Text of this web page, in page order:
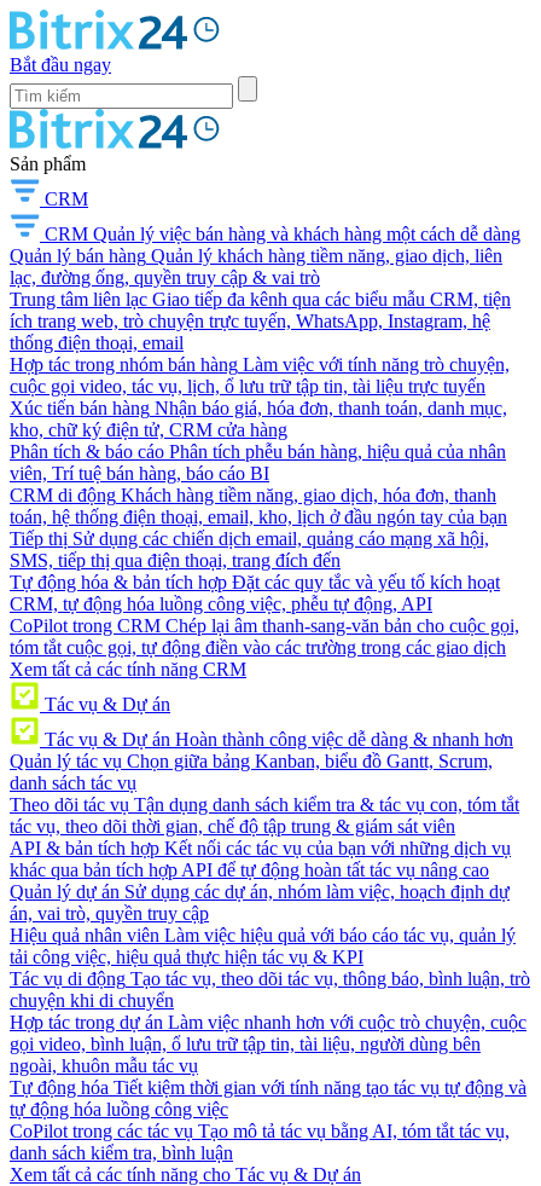
Bắt đầu ngay
Sản phẩm
CRM
CRM Quản lý việc bán hàng và khách hàng một cách dễ dàng
Quản lý bán hàng Quản lý khách hàng tiềm năng, giao dịch, liên
lạc, đường ống, quyền truy cập & vai trò
Trung tâm liên lạc Giao tiếp đa kênh qua các biểu mẫu CRM, tiện
ích trang web, trò chuyện trực tuyến, WhatsApp, Instagram, hệ
thống điện thoại, email
Hợp tác trong nhóm bán hàng Làm việc với tính năng trò chuyện,
cuộc gọi video, tác vụ, lịch, ổ lưu trữ tập tin, tài liệu trực tuyến
Xúc tiến bán hàng Nhận báo giá, hóa đơn, thanh toán, danh mục,
kho, chữ ký điện tử, CRM cửa hàng
Phân tích & báo cáo Phân tích phễu bán hàng, hiệu quả của nhân
viên, Trí tuệ bán hàng, báo cáo BI
CRM di động Khách hàng tiềm năng, giao dịch, hóa đơn, thanh
toán, hệ thống điện thoại, email, kho, lịch ở đầu ngón tay của bạn
Tiếp thị Sử dụng các chiến dịch email, quảng cáo mạng xã hội,
SMS, tiếp thị qua điện thoại, trang đích đến
Tự động hóa & bản tích hợp Đặt các quy tắc và yếu tố kích hoạt
CRM, tự động hóa luồng công việc, phễu tự động, API
CoPilot trong CRM Chép lại âm thanh-sang-văn bản cho cuộc gọi,
tóm tắt cuộc gọi, tự động điền vào các trường trong các giao dịch
Xem tất cả các tính năng CRM
Tác vụ & Dự án
Tác vụ & Dự án Hoàn thành công việc dễ dàng & nhanh hơn
Quản lý tác vụ Chọn giữa bảng Kanban, biểu đồ Gantt, Scrum,
danh sách tác vụ
Theo dõi tác vụ Tận dụng danh sách kiểm tra & tác vụ con, tóm tắt
tác vụ, theo dõi thời gian, chế độ tập trung & giám sát viên
API & bản tích hợp Kết nối các tác vụ của bạn với những dịch vụ
khác qua bản tích hợp API để tự động hoàn tất tác vụ nâng cao
Quản lý dự án Sử dụng các dự án, nhóm làm việc, hoạch định dự
án, vai trò, quyền truy cập
Hiệu quả nhân viên Làm việc hiệu quả với báo cáo tác vụ, quản lý
tải công việc, hiệu quả thực hiện tác vụ & KPI
Tác vụ di động Tạo tác vụ, theo dõi tác vụ, thông báo, bình luận, trò
chuyện khi di chuyển
Hợp tác trong dự án Làm việc nhanh hơn với cuộc trò chuyện, cuộc
gọi video, bình luận, ổ lưu trữ tập tin, tài liệu, người dùng bên
ngoài, khuôn mẫu tác vụ
Tự động hóa Tiết kiệm thời gian với tính năng tạo tác vụ tự động và
tự động hóa luồng công việc
CoPilot trong các tác vụ Tạo mô tả tác vụ bằng AI, tóm tắt tác vụ,
danh sách kiểm tra, bình luận
Xem tất cả các tính năng cho Tác vụ & Dự án